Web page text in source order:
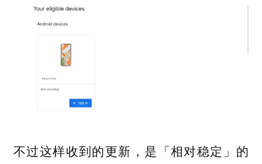
不过这样收到的更新，是「相对稳定」的